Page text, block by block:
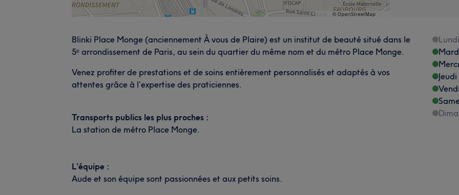
Blinki Place Monge (anciennement À vous de Plaire) est un institut de beauté situé dans le
5ᵉ arrondissement de Paris, au sein du quartier du même nom et du métro Place Monge.
Venez profiter de prestations et de soins entièrement personnalisés et adaptés à vos
attentes grâce à l’expertise des praticiennes.
Transports publics les plus proches :
La station de métro Place Monge.
L’équipe :
Aude et son équipe sont passionnées et aux petits soins.
Lundi
Jeudi